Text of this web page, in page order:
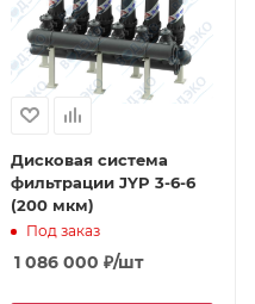
Дисковая система
фильтрации JYP 3-6-6
(200 мкм)
Под заказ
1 086 000 ₽/шт